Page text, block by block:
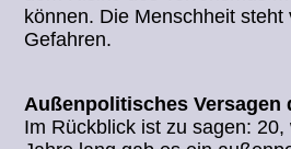
können. Die Menschheit steht
Gefahren.
Außenpolitisches Versagen
Im Rückblick ist zu sagen: